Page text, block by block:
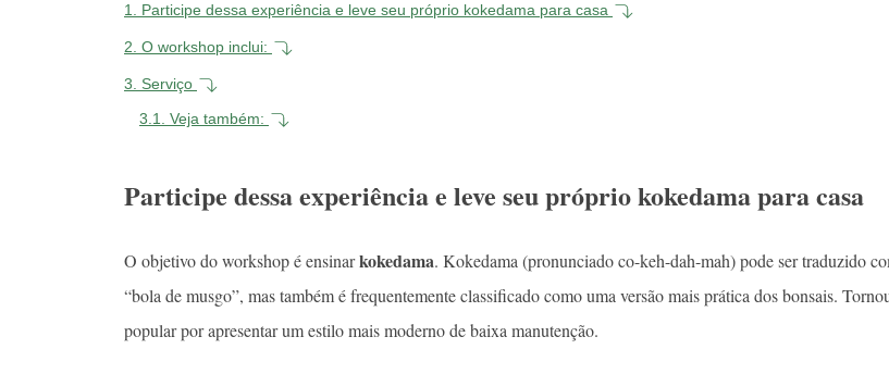
1. Participe dessa experiência e leve seu próprio kokedama para casa
2. O workshop inclui:
3.
Serviço
3.1.
Veja também:
Participe dessa experiência e leve seu próprio kokedama para casa
O objetivo do workshop é ensinarkokedama. Kokedama (pronunciado co-keh-dah-mah) pode ser traduzido
“bola de musgo”, mas também é frequentemente classificado como uma versão mais prática dos bonsais.
popular por apresentar um estilo mais moderno de baixa manutenção.